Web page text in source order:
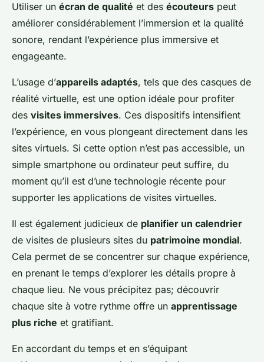
Utiliser un écran de qualité et des écouteurs peut
améliorer considérablement l’immersion et la qualité
sonore, rendant l’expérience plus immersive et
engageante.
L’usage d’appareils adaptés, tels que des casques de
réalité virtuelle, est une option idéale pour profiter
des visites immersives. Ces dispositifs intensifient
l’expérience, en vous plongeant directement dans les
sites virtuels. Si cette option n’est pas accessible, un
simple smartphone ou ordinateur peut suffire, du
moment qu’il est d’une technologie récente pour
supporter les applications de visites virtuelles.
Il est également judicieux de planifier un calendrier
de visites de plusieurs sites du patrimoine mondial.
Cela permet de se concentrer sur chaque expérience,
en prenant le temps d’explorer les détails propre à
chaque lieu. Ne vous précipitez pas; découvrir
chaque site à votre rythme offre un apprentissage
plus riche et gratifiant.
En accordant du temps et en s’équipant